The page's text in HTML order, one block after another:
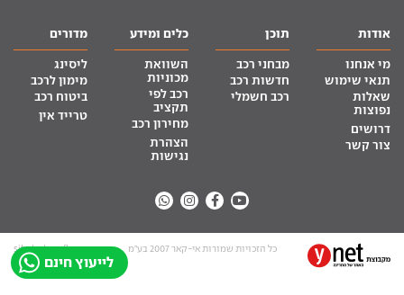
לייעוץ חינם
אודות
מי אנחנו
תנאי שימוש
שאלות
נפוצות
דרושים
צור קשר
תוכן
מבחני רכב
חדשות רכב
רכב חשמלי
כלים ומידע
השוואת
מכוניות
רכב לפי
תקציב
מחירון רכב
הצהרת
נגישות
מדורים
ליסינג
מימון לרכב
ביטוח רכב
טרייד אין
כל הזכויות שמורות אי-קאר 2007 בע”מ site by tq.soft